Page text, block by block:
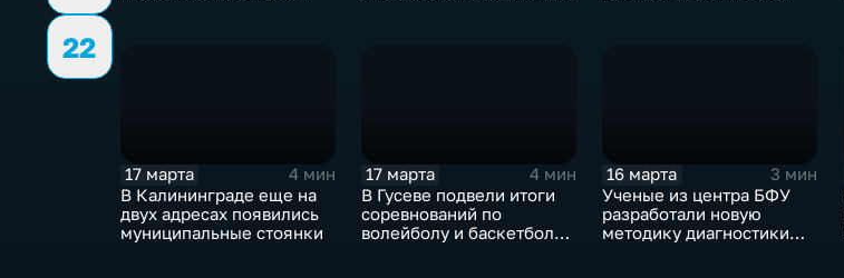
22
17 марта
4 мин
В Калининграде еще на
двух адресах появились
муниципальные стоянки
17 марта
4 мин
В Гусеве подвели итоги
соревнований по
волейболу и баскетболу
16 марта
3 мин
Ученые из центра БФУ
разработали новую
методику диагностики